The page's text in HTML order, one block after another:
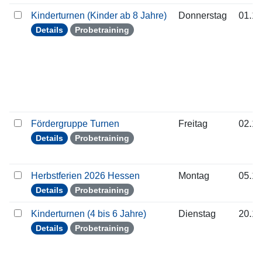
Kinderturnen (Kinder ab 8 Jahre)
Details Probetraining
Donnerstag
Fördergruppe Turnen
Details Probetraining
Freitag
Herbstferien 2026 Hessen
Details Probetraining
Montag
Kinderturnen (4 bis 6 Jahre)
Details Probetraining
Dienstag